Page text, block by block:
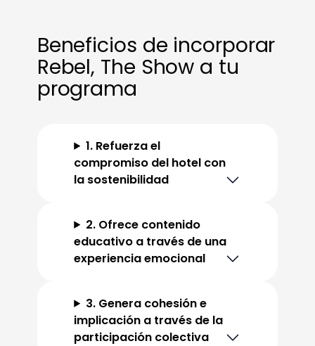
Beneficios de incorporar
Rebel, The Show a tu
programa
1. Refuerza el
compromiso del hotel con
la sostenibilidad
2. Ofrece contenido
educativo a través de una
experiencia emocional
3. Genera cohesión e
implicación a través de la
participación colectiva